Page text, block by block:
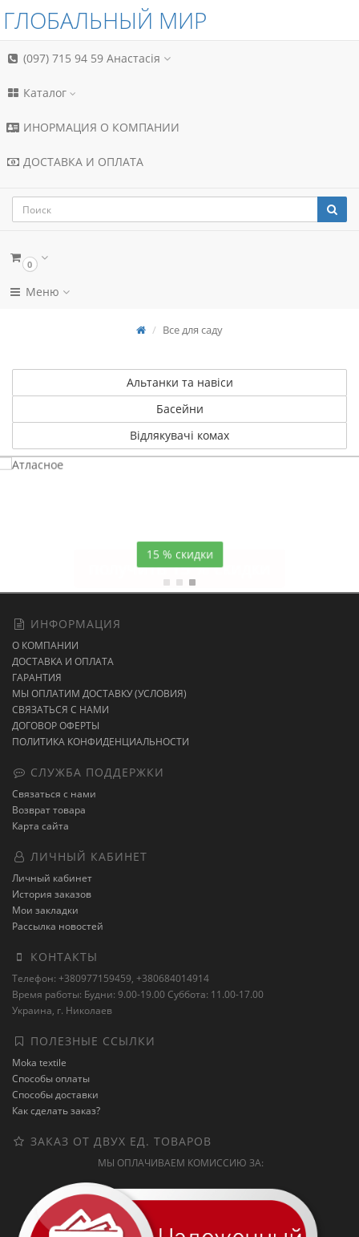
ГЛОБАЛЬНЫЙ МИР
(097) 715 94 59 Анастасія
Каталог
ИНОРМАЦИЯ О КОМПАНИИ
ДОСТАВКА И ОПЛАТА
0
Меню
Все для саду
Альтанки та навіси
Басейни
Відлякувачі комах
15 % скидки
ИНФОРМАЦИЯ
О КОМПАНИИ
ДОСТАВКА И ОПЛАТА
ГАРАНТИЯ
МЫ ОПЛАТИМ ДОСТАВКУ (УСЛОВИЯ)
СВЯЗАТЬСЯ С НАМИ
ДОГОВОР ОФЕРТЫ
ПОЛИТИКА КОНФИДЕНЦИАЛЬНОСТИ
СЛУЖБА ПОДДЕРЖКИ
Связаться с нами
Возврат товара
Карта сайта
ЛИЧНЫЙ КАБИНЕТ
Личный кабинет
История заказов
Мои закладки
Рассылка новостей
КОНТАКТЫ
Телефон: +380977159459, +380684014914
Время работы: Будни: 9.00-19.00 Суббота: 11.00-17.00
Украина, г. Николаев
ПОЛЕЗНЫЕ ССЫЛКИ
Moka textile
Способы оплаты
Способы доставки
Как сделать заказ?
ЗАКАЗ ОТ ДВУХ ЕД. ТОВАРОВ
МЫ ОПЛАЧИВАЕМ КОМИССИЮ ЗА: